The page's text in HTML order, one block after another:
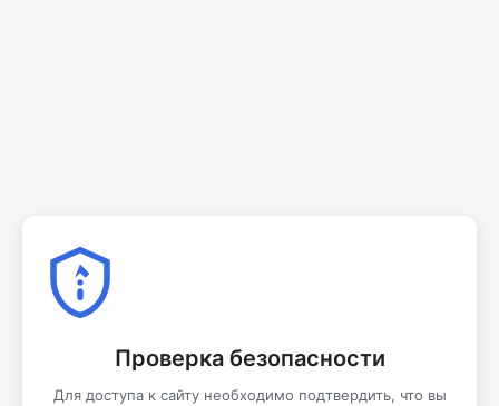
Проверка безопасности
Для доступа к сайту необходимо подтвердить, что вы